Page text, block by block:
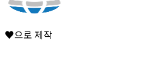
♥으로 제작